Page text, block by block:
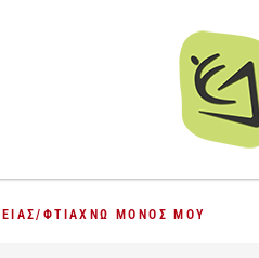
/ ΦΤΙΆΧΝΩ ΜΌΝΟΣ ΜΟΥ